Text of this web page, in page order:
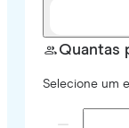
Quantas
Selecione um